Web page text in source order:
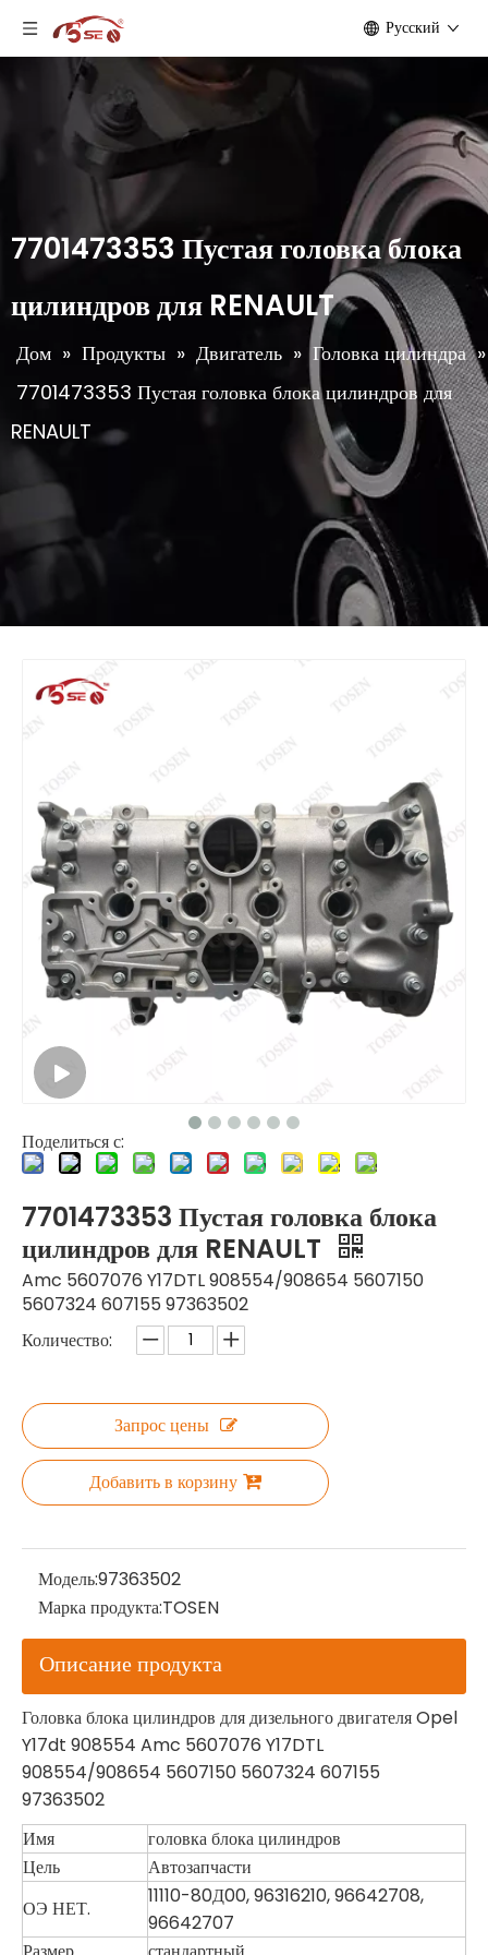
Pусский
7701473353 Пустая головка блока
цилиндров для RENAULT
Дом » Продукты » Двигатель » Головка цилиндра »
7701473353 Пустая головка блока цилиндров для
RENAULT
Поделиться с:
7701473353 Пустая головка блока
цилиндров для RENAULT
Amc 5607076 Y17DTL 908554/908654 5607150
5607324 607155 97363502
Количество:
Запрос цены
Добавить в корзину
Модель:97363502
Марка продукта:TOSEN
Описание продукта
Головка блока цилиндров для дизельного двигателя Opel
Y17dt 908554 Amc 5607076 Y17DTL
908554/908654 5607150 5607324 607155
97363502
Имя
головка блока цилиндров
Цель
Автозапчасти
ОЭ НЕТ.
11110-80Д00, 96316210, 96642708,
96642707